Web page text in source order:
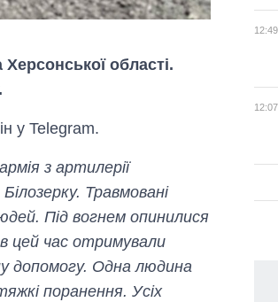
Херсонської області.
у Telegram.
з артилерії
Травмовані
Під вогнем опинилися
цей час отримували
допомогу. Одна людина
поранення. Усіх
12:49
12:07